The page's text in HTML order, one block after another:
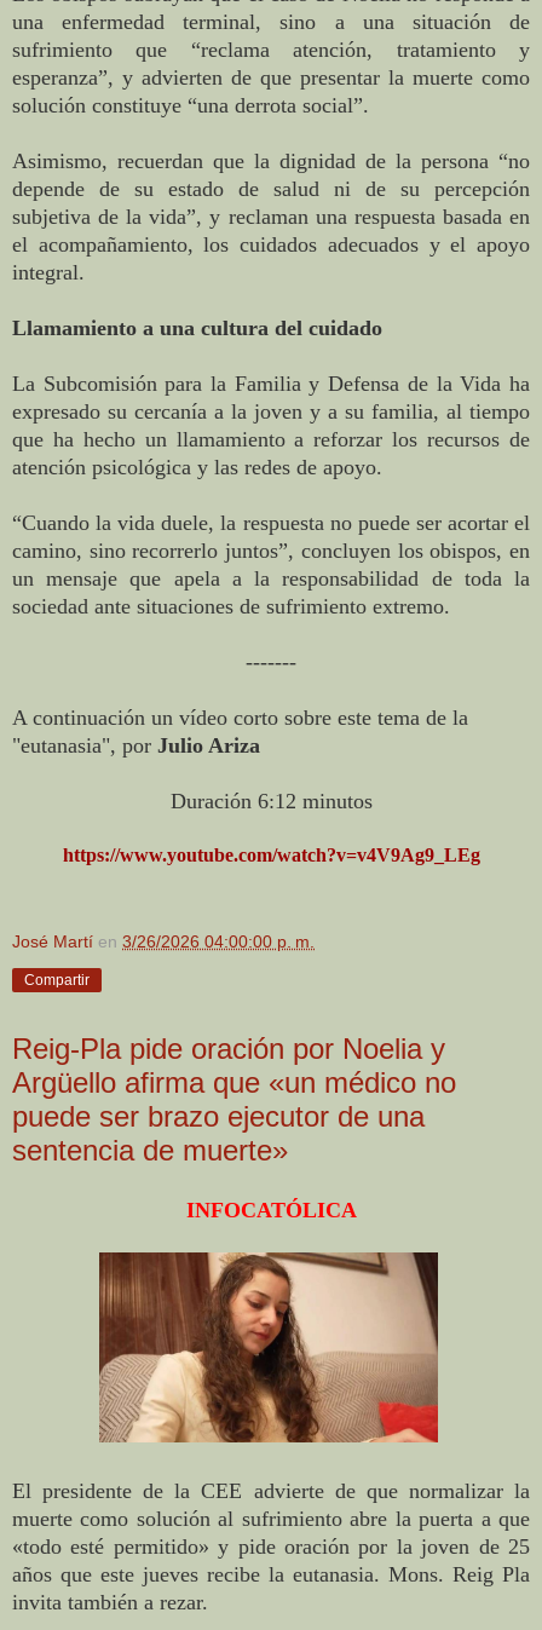
una enfermedad terminal, sino a una situación de
sufrimiento que “reclama atención, tratamiento y
esperanza”, y advierten de que presentar la muerte como
solución constituye “una derrota social”.
Asimismo, recuerdan que la dignidad de la persona “no
depende de su estado de salud ni de su percepción
subjetiva de la vida”, y reclaman una respuesta basada en
el acompañamiento, los cuidados adecuados y el apoyo
integral.
Llamamiento a una cultura del cuidado
La Subcomisión para la Familia y Defensa de la Vida ha
expresado su cercanía a la joven y a su familia, al tiempo
que ha hecho un llamamiento a reforzar los recursos de
atención psicológica y las redes de apoyo.
“Cuando la vida duele, la respuesta no puede ser acortar el
camino, sino recorrerlo juntos”, concluyen los obispos, en
un mensaje que apela a la responsabilidad de toda la
sociedad ante situaciones de sufrimiento extremo.
-------
A continuación un vídeo corto sobre este tema de la
"eutanasia", por Julio Ariza
Duración 6:12 minutos
https://www.youtube.com/watch?v=v4V9Ag9_LEg
José Martí en 3/26/2026 04:00:00 p. m.
Compartir
Reig-Pla pide oración por Noelia y
Argüello afirma que «un médico no
puede ser brazo ejecutor de una
sentencia de muerte»
INFOCATÓLICA
El presidente de la CEE advierte de que normalizar la
muerte como solución al sufrimiento abre la puerta a que
«todo esté permitido» y pide oración por la joven de 25
años que este jueves recibe la eutanasia. Mons. Reig Pla
invita también a rezar.